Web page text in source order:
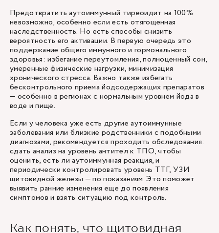
Предотвратить аутоиммунный тиреоидит на 100%
невозможно, особенно если есть отягощенная
наследственность. Но есть способы снизить
вероятность его активации. В первую очередь это
поддержание общего иммунного и гормонального
здоровья: избегание переутомления, полноценный сон,
умеренные физические нагрузки, минимизация
хронического стресса. Важно также избегать
бесконтрольного приема йодсодержащих препаратов
— особенно в регионах с нормальным уровнем йода в
воде и пище.
Если у человека уже есть другие аутоиммунные
заболевания или близкие родственники с подобными
диагнозами, рекомендуется проходить обследования:
сдать анализ на уровень антител к ТПО, чтобы
оценить, есть ли аутоиммунная реакция, и
периодически контролировать уровень ТТГ, УЗИ
щитовидной железы — по показаниям. Это поможет
выявить ранние изменения еще до появления
симптомов и взять ситуацию под контроль.
Как понять, что щитовидная